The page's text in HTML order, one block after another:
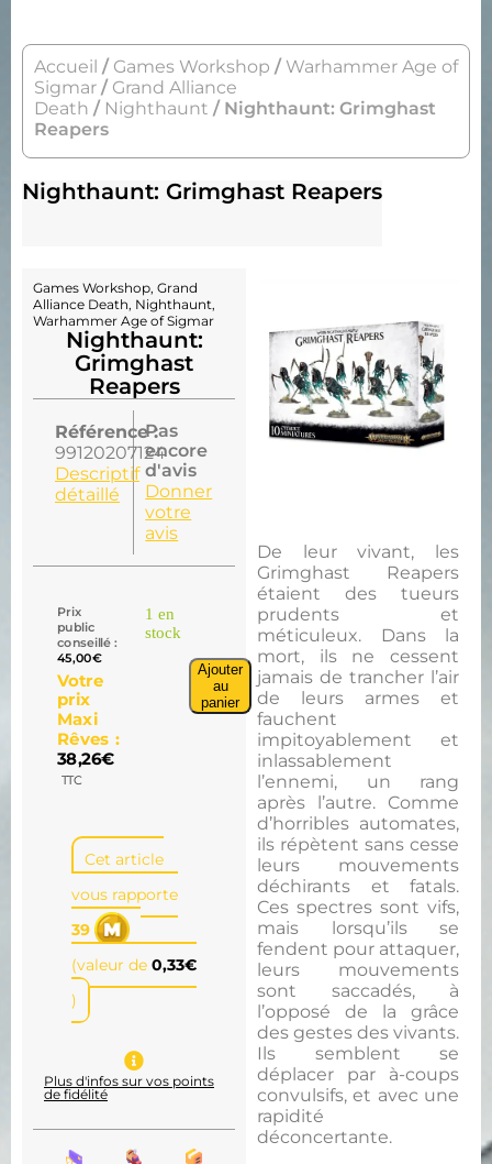
Accueil / Games Workshop / Warhammer Age of
Sigmar / Grand Alliance
Death / Nighthaunt / Nighthaunt: Grimghast
Reapers
Nighthaunt: Grimghast Reapers
De leur vivant, les
Grimghast Reapers
étaient des tueurs
prudents et
méticuleux. Dans la
mort, ils ne cessent
jamais de trancher l’air
de leurs armes et
fauchent
impitoyablement et
inlassablement
l’ennemi, un rang
après l’autre. Comme
d’horribles automates,
ils répètent sans cesse
leurs mouvements
déchirants et fatals.
Ces spectres sont vifs,
mais lorsqu’ils se
fendent pour attaquer,
leurs mouvements
sont saccadés, à
l’opposé de la grâce
des gestes des vivants.
Ils semblent se
déplacer par à-coups
convulsifs, et avec une
rapidité
déconcertante.
Games Workshop, Grand
Alliance Death, Nighthaunt,
Warhammer Age of Sigmar
Nighthaunt:
Grimghast
Reapers
Référence :
99120207124
Descriptif
détaillé
Pas
encore
d'avis
Donner
votre
avis
Prix
public
conseillé :
45,00€
Votre
prix
Maxi
Rêves :
38,26€
TTC
1 en
stock
Ajouter
au
panier
Cet article
vous rapporte
39
(valeur de 0,33€
)
Plus d'infos sur vos points
de fidélité